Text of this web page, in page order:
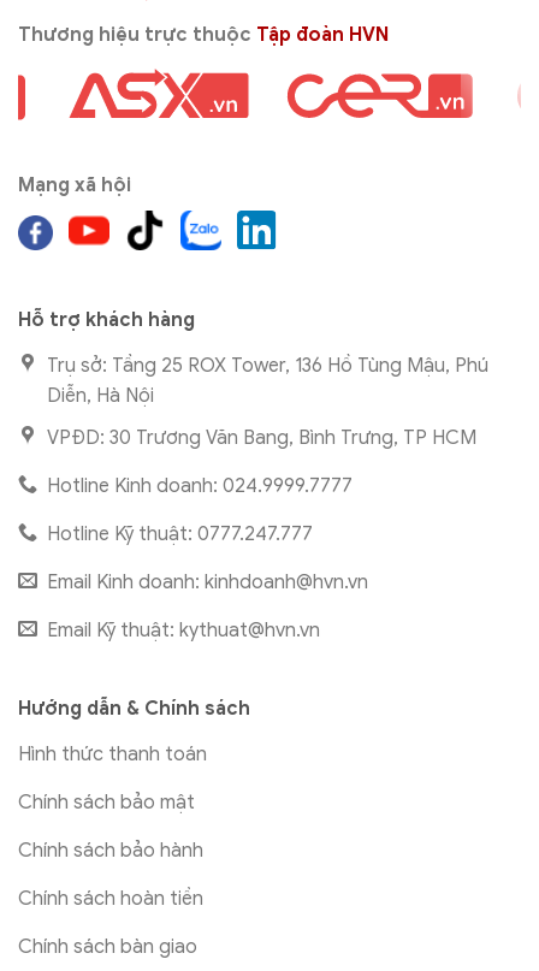
Thương hiệu trực thuộc Tập đoàn HVN
Mạng xã hội
Hỗ trợ khách hàng
Trụ sở: Tầng 25 ROX Tower, 136 Hồ Tùng Mậu, Phú
Diễn, Hà Nội
VPĐD: 30 Trương Văn Bang, Bình Trưng, TP HCM
Hotline Kinh doanh: 024.9999.7777
Hotline Kỹ thuật: 0777.247.777
Email Kinh doanh: kinhdoanh@hvn.vn
Email Kỹ thuật: kythuat@hvn.vn
Hướng dẫn & Chính sách
Hình thức thanh toán
Chính sách bảo mật
Chính sách bảo hành
Chính sách hoàn tiền
Chính sách bàn giao